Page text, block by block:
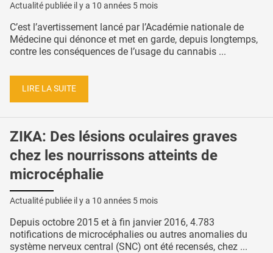
Actualité publiée il y a 10 années 5 mois
C’est l’avertissement lancé par l’Académie nationale de
Médecine qui dénonce et met en garde, depuis longtemps,
contre les conséquences de l’usage du cannabis ...
LIRE LA SUITE
ZIKA: Des lésions oculaires graves
chez les nourrissons atteints de
microcéphalie
Actualité publiée il y a 10 années 5 mois
Depuis octobre 2015 et à fin janvier 2016, 4.783
notifications de microcéphalies ou autres anomalies du
système nerveux central (SNC) ont été recensés, chez ...